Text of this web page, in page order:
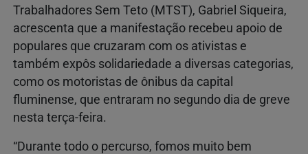
Trabalhadores Sem Teto (MTST), Gabriel Siqueira,
acrescenta que a manifestação recebeu apoio de
populares que cruzaram com os ativistas e
também expôs solidariedade a diversas categorias,
como os motoristas de ônibus da capital
fluminense, que entraram no segundo dia de greve
nesta terça-feira.
“Durante todo o percurso, fomos muito bem